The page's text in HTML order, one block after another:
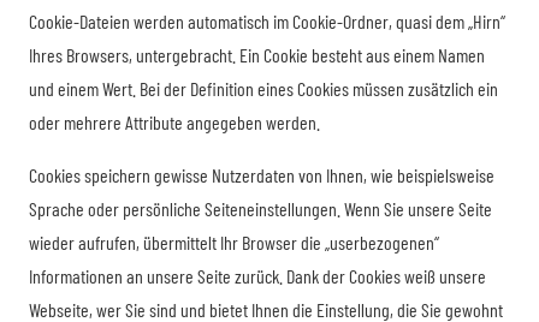
Cookie-Dateien werden automatisch im Cookie-Ordner, quasi dem „Hirn“
Ihres Browsers, untergebracht. Ein Cookie besteht aus einem Namen
und einem Wert. Bei der Definition eines Cookies müssen zusätzlich ein
oder mehrere Attribute angegeben werden.
Cookies speichern gewisse Nutzerdaten von Ihnen, wie beispielsweise
Sprache oder persönliche Seiteneinstellungen. Wenn Sie unsere Seite
wieder aufrufen, übermittelt Ihr Browser die „userbezogenen“
Informationen an unsere Seite zurück. Dank der Cookies weiß unsere
Webseite, wer Sie sind und bietet Ihnen die Einstellung, die Sie gewohnt